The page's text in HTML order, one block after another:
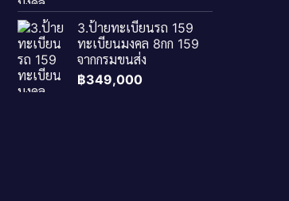
3.ป้ายทะเบียนรถ 159
ทะเบียนมงคล 8กก 159
จากกรมขนส่ง
฿349,000